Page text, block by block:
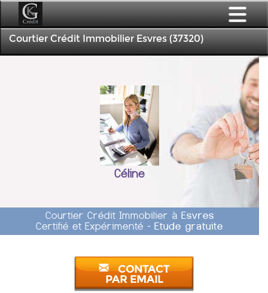
Courtier Crédit Immobilier Esvres (37320)
Céline
Courtier Crédit Immobilier à Esvres
Certifié et Expérimenté - Etude gratuite
CONTACT
PAR EMAIL